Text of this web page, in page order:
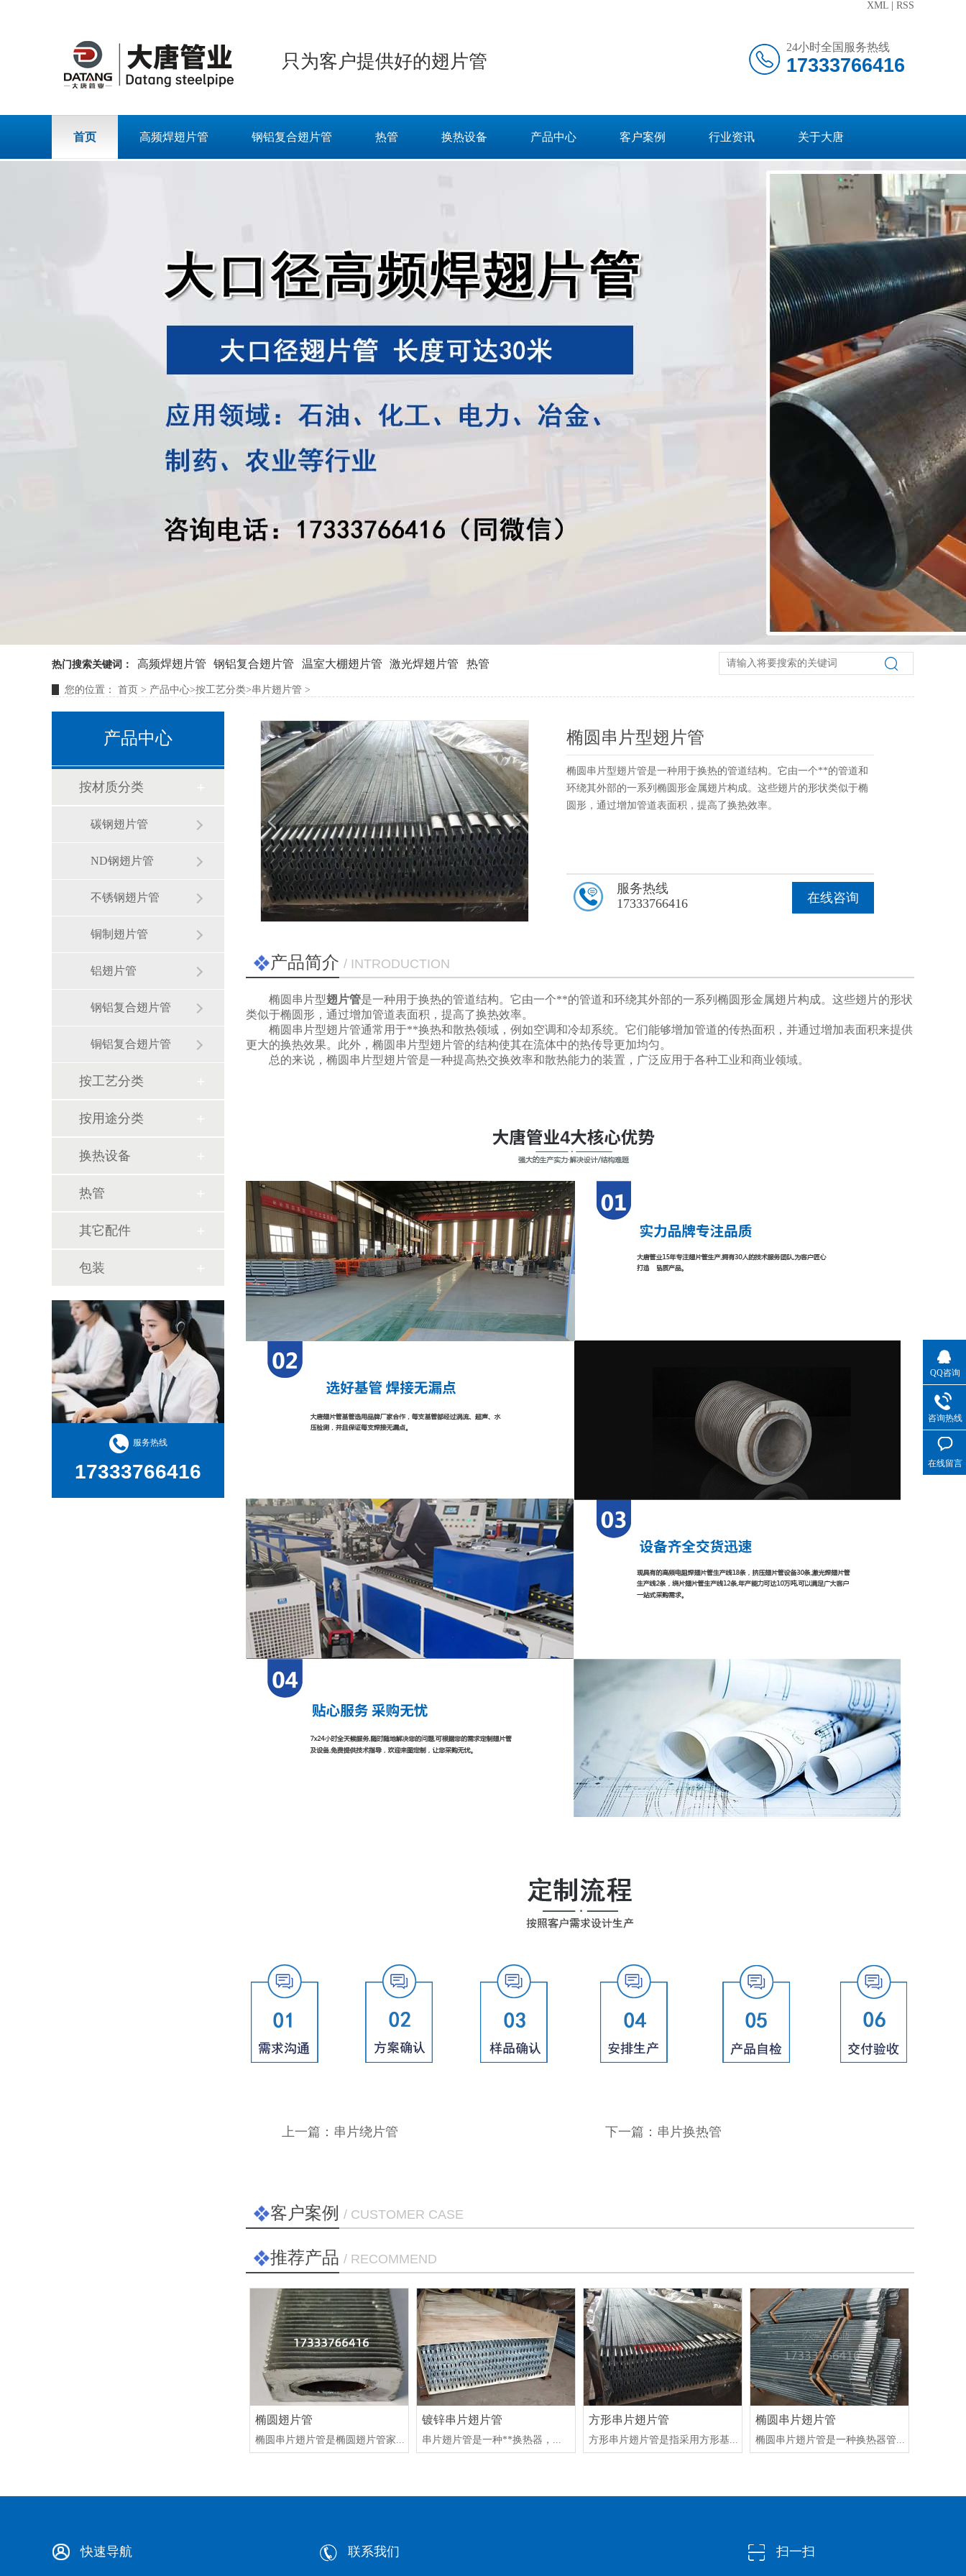
XML RSS
只为客户提供好的翅片管
24小时全国服务热线
17333766416
首页 高频焊翅片管 钢铝复合翅片管 热管 换热设备 产品中心 客户案例 行业资讯 关于大唐
热门搜索关键词： 高频焊翅片管 钢铝复合翅片管 温室大棚翅片管 激光焊翅片管 热管
您的位置： 首页 > 产品中心>按工艺分类>串片翅片管 >
椭圆串片型翅片管
椭圆串片型翅片管是一种用于换热的管道结构。它由一个**的管道和
环绕其外部的一系列椭圆形金属翅片构成。这些翅片的形状类似于椭
圆形，通过增加管道表面积，提高了换热效率。
在线咨询
服务热线
17333766416
产品简介 / INTRODUCTION
椭圆串片型翅片管是一种用于换热的管道结构。它由一个**的管道和环绕其外部的一系列椭圆形金属翅片构成。这些翅片的形状
类似于椭圆形，通过增加管道表面积，提高了换热效率。
椭圆串片型翅片管通常用于**换热和散热领域，例如空调和冷却系统。它们能够增加管道的传热面积，并通过增加表面积来提供
更大的换热效果。此外，椭圆串片型翅片管的结构使其在流体中的热传导更加均匀。
总的来说，椭圆串片型翅片管是一种提高热交换效率和散热能力的装置，广泛应用于各种工业和商业领域。
上一篇： 串片绕片管 下一篇： 串片换热管
客户案例 / CUSTOMER CASE
推荐产品 / RECOMMEND
椭圆翅片管
椭圆串片翅片管是椭圆翅片管家...
镀锌串片翅片管
串片翅片管是一种**换热器，...
方形串片翅片管
方形串片翅片管是指采用方形基...
椭圆串片翅片管
椭圆串片翅片管是一种换热器管...
产品中心
按材质分类
碳钢翅片管
ND钢翅片管
不锈钢翅片管
铜制翅片管
铝翅片管
钢铝复合翅片管
铜铝复合翅片管
按工艺分类
按用途分类
换热设备
热管
其它配件
包装
服务热线
17333766416
快速导航 联系我们 扫一扫
QQ咨询
咨询热线
在线留言